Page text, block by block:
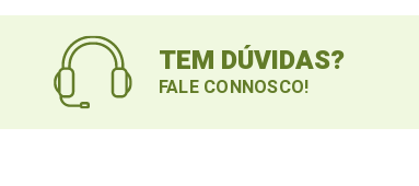
TEM DÚVIDAS?
FALE CONNOSCO!